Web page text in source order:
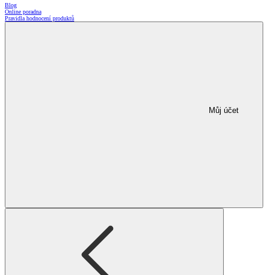
Blog
Online poradna
Pravidla hodnocení produktů
Můj účet